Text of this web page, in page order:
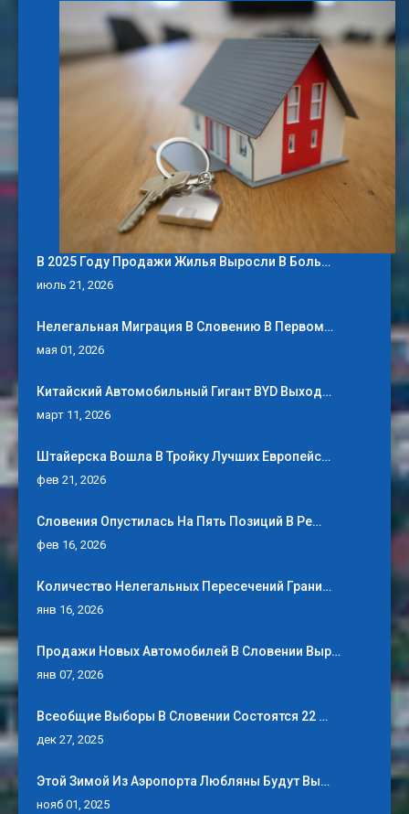
В 2025 Году Продажи Жилья Выросли В Боль…
июль 21, 2026
Нелегальная Миграция В Словению В Первом…
мая 01, 2026
Китайский Автомобильный Гигант BYD Выход…
март 11, 2026
Штайерска Вошла В Тройку Лучших Европейс…
фев 21, 2026
Словения Опустилась На Пять Позиций В Ре…
фев 16, 2026
Количество Нелегальных Пересечений Грани…
янв 16, 2026
Продажи Новых Автомобилей В Словении Выр…
янв 07, 2026
Всеобщие Выборы В Словении Состоятся 22 …
дек 27, 2025
Этой Зимой Из Аэропорта Любляны Будут Вы…
нояб 01, 2025